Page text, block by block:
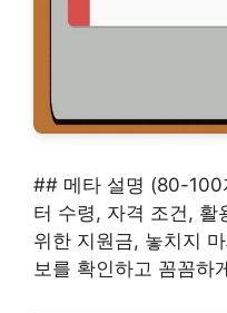
## 메타 설명 (80-100
터 수령, 자격 조건, 활
위한 지원금, 놓치지
보를 확인하고 꼼꼼하